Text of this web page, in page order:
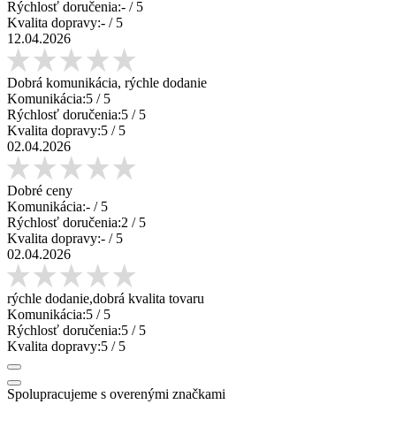
Rýchlosť doručenia:- / 5
Kvalita dopravy:- / 5
12.04.2026
Dobrá komunikácia, rýchle dodanie
Komunikácia:5 / 5
Rýchlosť doručenia:5 / 5
Kvalita dopravy:5 / 5
02.04.2026
Dobré ceny
Komunikácia:- / 5
Rýchlosť doručenia:2 / 5
Kvalita dopravy:- / 5
02.04.2026
rýchle dodanie,dobrá kvalita tovaru
Komunikácia:5 / 5
Rýchlosť doručenia:5 / 5
Kvalita dopravy:5 / 5
Spolupracujeme s overenými značkami